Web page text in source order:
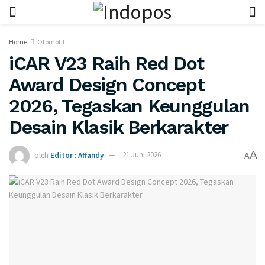
Home Otomotif
iCAR V23 Raih Red Dot
Award Design Concept
2026, Tegaskan Keunggulan
Desain Klasik Berkarakter
oleh Editor : Affandy 21 Juni 2026 AA